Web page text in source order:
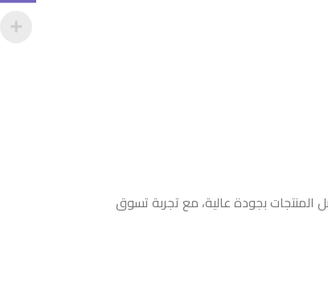
المنتجات بجودة عالية، مع تجربة تسوق